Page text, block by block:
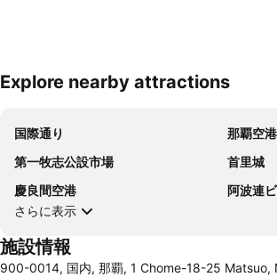
Explore nearby attractions
国際通り 那覇空港
第一牧志公設市場
首里城
慶良間空港
阿波連
さらに表示
施設情報
900-0014, 国内, 那覇, 1 Chome-18-25 Matsuo,